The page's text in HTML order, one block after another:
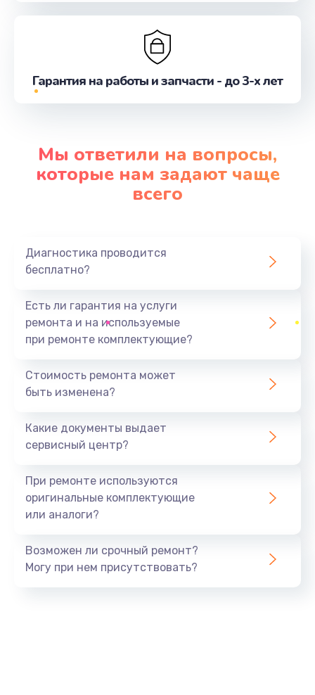
Гарантия на работы и запчасти - до 3-х лет
Мы ответили на вопросы,
которые нам задают чаще
всего
Диагностика проводится
бесплатно?
Есть ли гарантия на услуги
ремонта и на используемые
при ремонте комплектующие?
Стоимость ремонта может
быть изменена?
Какие документы выдает
сервисный центр?
При ремонте используются
оригинальные комплектующие
или аналоги?
Возможен ли срочный ремонт?
Могу при нем присутствовать?